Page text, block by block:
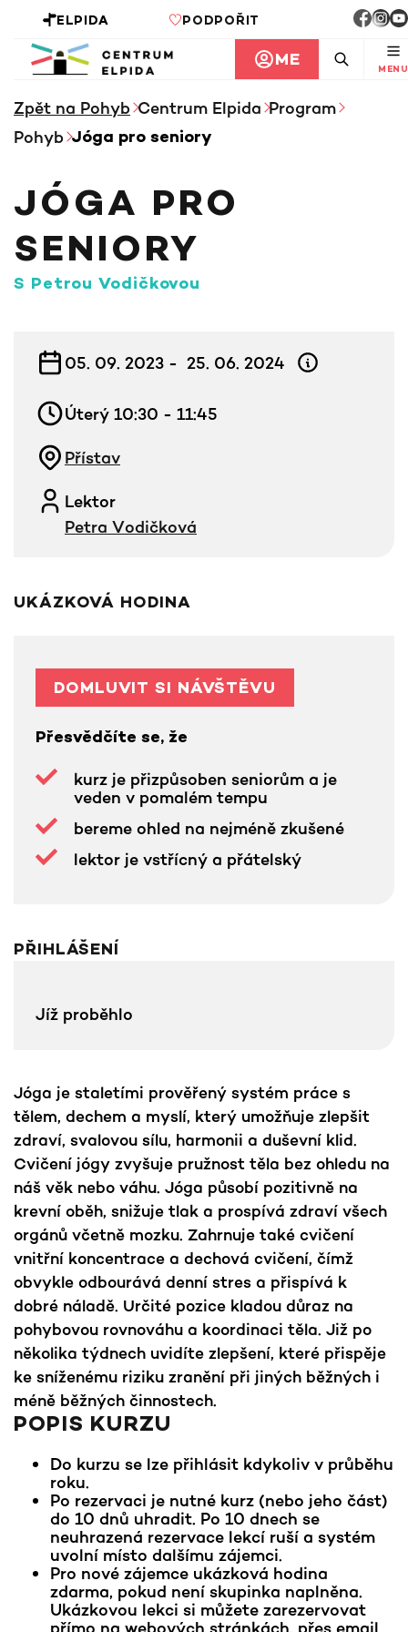
ELPIDA PODPOŘIT
ME MENU
Zpět na Pohyb Centrum Elpida Program
Pohyb Jóga pro seniory
JÓGA PRO
SENIORY
s Petrou Vodičkovou
Jóga je staletími prověřený systém práce s
tělem, dechem a myslí, který umožňuje zlepšit
zdraví, svalovou sílu, harmonii a duševní klid.
Cvičení jógy zvyšuje pružnost těla bez ohledu na
náš věk nebo váhu. Jóga působí pozitivně na
krevní oběh, snižuje tlak a prospívá zdraví všech
orgánů včetně mozku. Zahrnuje také cvičení
vnitřní koncentrace a dechová cvičení, čímž
obvykle odbourává denní stres a přispívá k
dobré náladě. Určité pozice kladou důraz na
pohybovou rovnováhu a koordinaci těla. Již po
několika týdnech uvidíte zlepšení, které přispěje
ke sníženému riziku zranění při jiných běžných i
méně běžných činnostech.
POPIS KURZU
Do kurzu se lze přihlásit kdykoliv v průběhu
roku.
Po rezervaci je nutné kurz (nebo jeho část)
do 10 dnů uhradit. Po 10 dnech se
neuhrazená rezervace lekcí ruší a systém
uvolní místo dalšímu zájemci.
Pro nové zájemce ukázková hodina
zdarma, pokud není skupinka naplněna.
Ukázkovou lekci si můžete zarezervovat
přímo na webových stránkách, přes email
05. 09. 2023 - 25. 06. 2024
Úterý 10:30 - 11:45
Přístav
Lektor
Petra Vodičková
UKÁZKOVÁ HODINA
DOMLUVIT SI NÁVŠTĚVU
Přesvědčíte se, že
kurz je přizpůsoben seniorům a je
veden v pomalém tempu
bereme ohled na nejméně zkušené
lektor je vstřícný a přátelský
PŘIHLÁŠENÍ
Jíž proběhlo